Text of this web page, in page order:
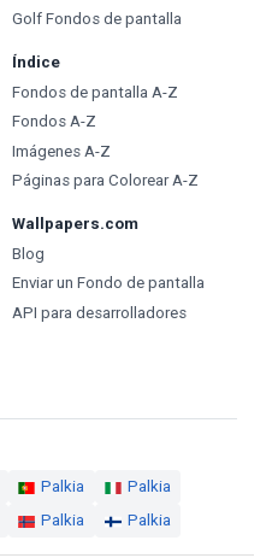
Golf Fondos de pantalla
Índice
Fondos de pantalla A-Z
Fondos A-Z
Imágenes A-Z
Páginas para Colorear A-Z
Wallpapers.com
Blog
Enviar un Fondo de pantalla
API para desarrolladores
Palkia
Palkia
Palkia Palkia